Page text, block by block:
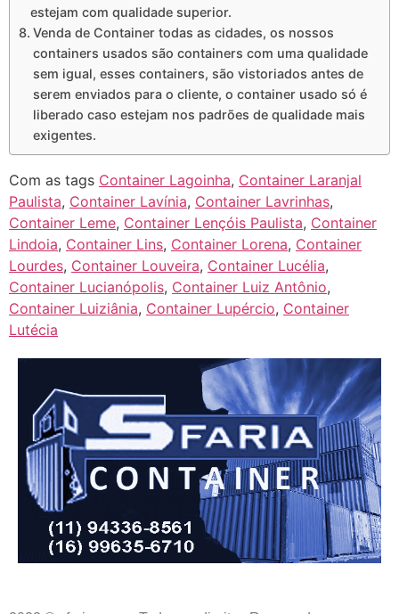
estejam com qualidade superior.
Venda de Container todas as cidades, os nossos
containers usados são containers com uma qualidade
sem igual, esses containers, são vistoriados antes de
serem enviados para o cliente, o container usado só é
liberado caso estejam nos padrões de qualidade mais
exigentes.
Com as tags Container Lagoinha, Container Laranjal
Paulista, Container Lavínia, Container Lavrinhas,
Container Leme, Container Lençóis Paulista, Container
Lindoia, Container Lins, Container Lorena, Container
Lourdes, Container Louveira, Container Lucélia,
Container Lucianópolis, Container Luiz Antônio,
Container Luiziânia, Container Lupércio, Container
Lutécia